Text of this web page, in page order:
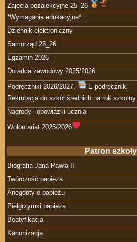
Zajęcia pozalekcyjne 25_26
*Wymagania edukacyjne*
Dziennik elektroniczny
Samorząd 25_26
Egzamin 2026
Doradca zawodowy 2025/2026
Podręczniki 2026/2027.
E-podręczniki
Rekrutacja do szkół średnich na rok
Nagrody i obowiązki ucznia
Wolontariat 2025/2026
Patron szkoły
Biografia Jana Pawła II
Twórczość papieża
Anegdoty o papieżu
Pielgrzymki papieża
Beatyfikacja
Kanonizacja